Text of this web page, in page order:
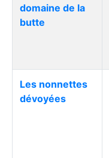
domaine de la
butte
Les nonnettes
dévoyées